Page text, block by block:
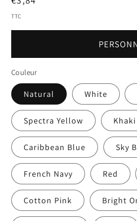
initial
TTC
Couleur
Natural White
Spectra Yellow Khaki
Caribbean Blue Sky
French Navy Red
Cotton Pink Bright